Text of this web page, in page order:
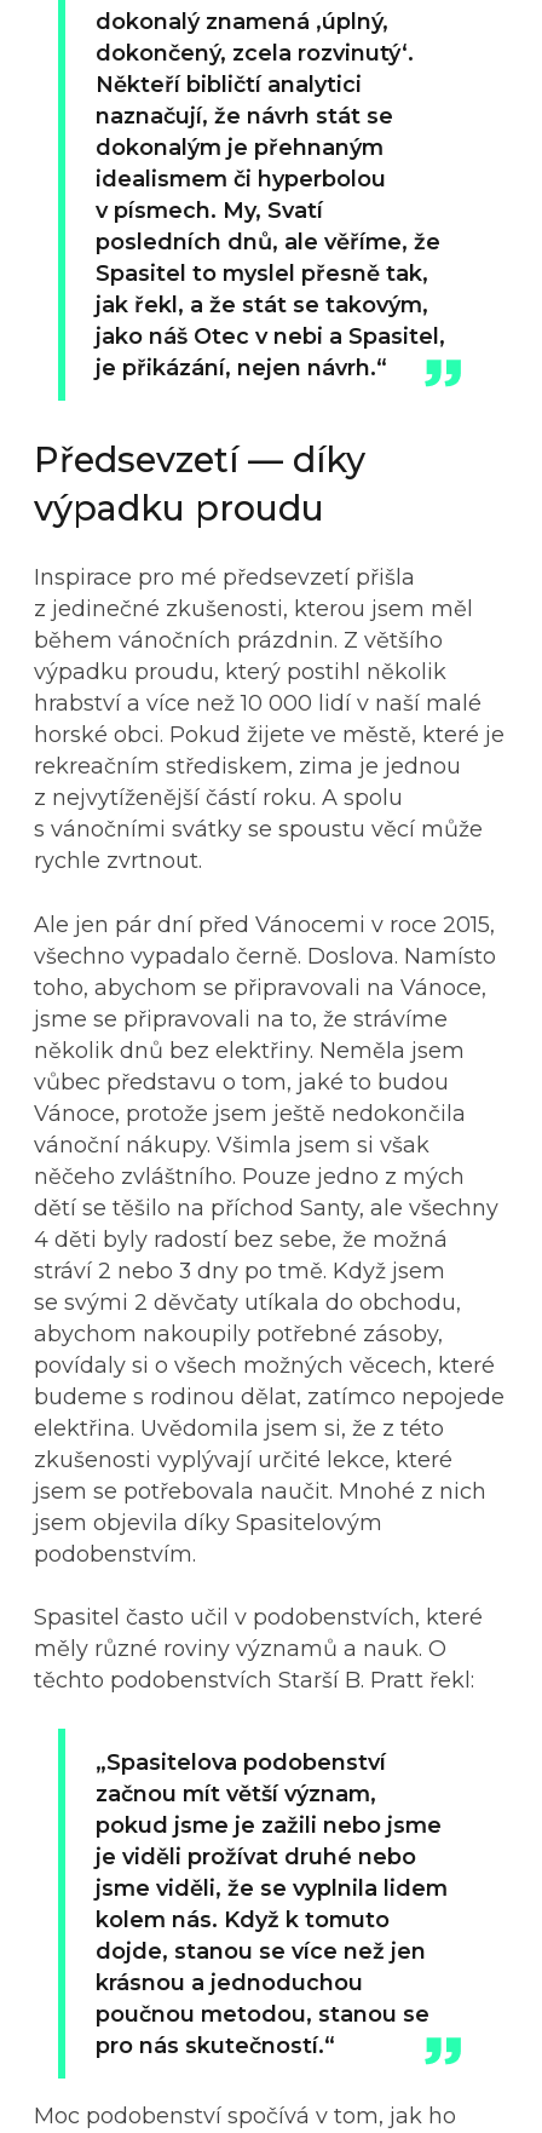
dokonalý znamená ‚úplný,
dokončený, zcela rozvinutý‘.
Někteří bibličtí analytici
naznačují, že návrh stát se
dokonalým je přehnaným
idealismem či hyperbolou
v písmech. My, Svatí
posledních dnů, ale věříme, že
Spasitel to myslel přesně tak,
jak řekl, a že stát se takovým,
jako náš Otec v nebi a Spasitel,
je přikázání, nejen návrh.“
Předsevzetí — díky
výpadku proudu
Inspirace pro mé předsevzetí přišla
z jedinečné zkušenosti, kterou jsem měl
během vánočních prázdnin. Z většího
výpadku proudu, který postihl několik
hrabství a více než 10 000 lidí v naší malé
horské obci. Pokud žijete ve městě, které je
rekreačním střediskem, zima je jednou
z nejvytíženější částí roku. A spolu
s vánočními svátky se spoustu věcí může
rychle zvrtnout.
Ale jen pár dní před Vánocemi v roce 2015,
všechno vypadalo černě. Doslova. Namísto
toho, abychom se připravovali na Vánoce,
jsme se připravovali na to, že strávíme
několik dnů bez elektřiny. Neměla jsem
vůbec představu o tom, jaké to budou
Vánoce, protože jsem ještě nedokončila
vánoční nákupy. Všimla jsem si však
něčeho zvláštního. Pouze jedno z mých
dětí se těšilo na příchod Santy, ale všechny
4 děti byly radostí bez sebe, že možná
stráví 2 nebo 3 dny po tmě. Když jsem
se svými 2 děvčaty utíkala do obchodu,
abychom nakoupily potřebné zásoby,
povídaly si o všech možných věcech, které
budeme s rodinou dělat, zatímco nepojede
elektřina. Uvědomila jsem si, že z této
zkušenosti vyplývají určité lekce, které
jsem se potřebovala naučit. Mnohé z nich
jsem objevila díky Spasitelovým
podobenstvím.
Spasitel často učil v podobenstvích, které
měly různé roviny významů a nauk. O
těchto podobenstvích Starší B. Pratt řekl:
„Spasitelova podobenství
začnou mít větší význam,
pokud jsme je zažili nebo jsme
je viděli prožívat druhé nebo
jsme viděli, že se vyplnila lidem
kolem nás. Když k tomuto
dojde, stanou se více než jen
krásnou a jednoduchou
poučnou metodou, stanou se
pro nás skutečností.“
Moc podobenství spočívá v tom, jak ho